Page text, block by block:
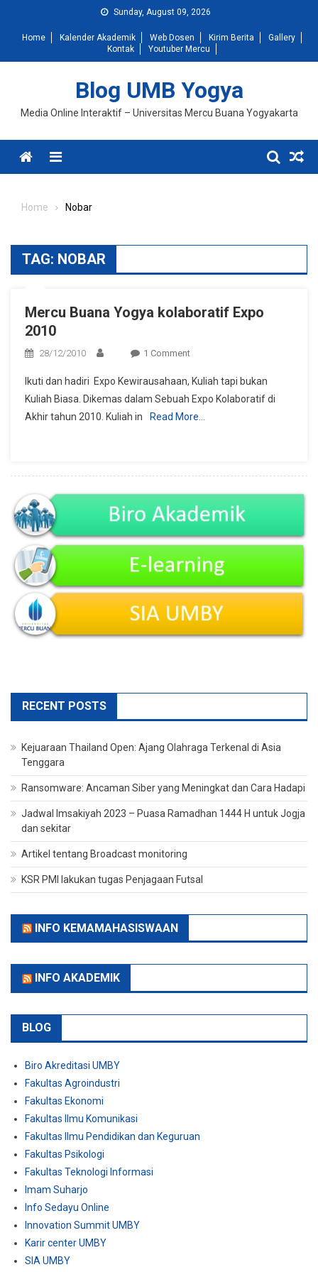
content
Sunday, August 09, 2026
Home Kalender Akademik Web Dosen Kirim Berita
Gallery
Kontak
Youtuber Mercu
Blog UMB Yogya
Media Online Interaktif – Universitas Mercu Buana Yogyakarta
Menu
Home Nobar
TAG: NOBAR
Mercu Buana Yogya kolaboratif Expo
2010
28/12/2010 1 CommentOn
Buana
Yogya
Kolaboratif
Ikuti dan hadiri Expo Kewirausahaan, Kuliah tapi bukan
Kuliah Biasa. Dikemas dalam Sebuah Expo Kolaboratif di
Akhir tahun 2010. Kuliah in
Read More…
RECENT POSTS
Kejuaraan Thailand Open: Ajang Olahraga Terkenal di Asia
Tenggara
Ransomware: Ancaman Siber yang Meningkat dan Cara Hadapi
Jadwal Imsakiyah 2023 – Puasa Ramadhan 1444 H untuk Jogja
dan sekitar
Artikel tentang Broadcast monitoring
KSR PMI lakukan tugas Penjagaan Futsal
INFO KEMAMAHASISWAAN
INFO AKADEMIK
BLOG
Biro Akreditasi UMBY
Fakultas Agroindustri
Fakultas Ekonomi
Fakultas Ilmu Komunikasi
Fakultas Ilmu Pendidikan dan Keguruan
Fakultas Psikologi
Fakultas Teknologi Informasi
Imam Suharjo
Info Sedayu Online
Innovation Summit UMBY
Karir center UMBY
SIA UMBY